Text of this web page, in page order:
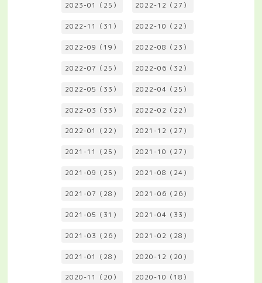
2023-01（25） 2022-12（27）
2022-11（31） 2022-10（22）
2022-09（19） 2022-08（23）
2022-07（25） 2022-06（32）
2022-05（33） 2022-04（25）
2022-03（33） 2022-02（22）
2022-01（22） 2021-12（27）
2021-11（25） 2021-10（27）
2021-09（25） 2021-08（24）
2021-07（28） 2021-06（26）
2021-05（31） 2021-04（33）
2021-03（26） 2021-02（28）
2021-01（28） 2020-12（20）
2020-11（20） 2020-10（18）